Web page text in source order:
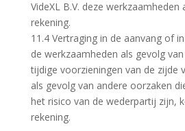
VideXL B.V. deze werkzaamheden
rekening.
11.4 Vertraging in de aanvang of
de werkzaamheden als gevolg
tijdige voorzieningen van de zijde
als gevolg van andere oorzaken
het risico van de wederpartij zijn,
rekening.